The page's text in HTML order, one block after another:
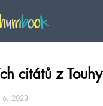
citátů z Touhy
6. 2023